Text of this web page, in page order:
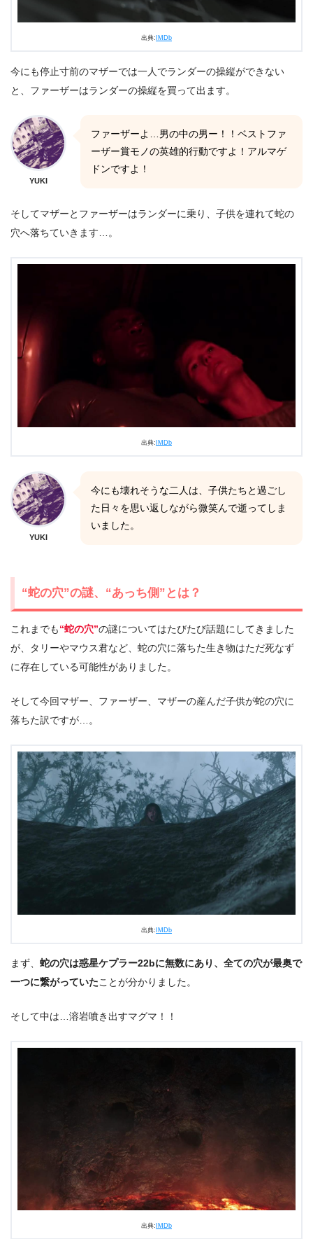
出典: IMDb
今にも停止寸前のマザーでは一人でランダーの操縦ができない
と、ファーザーはランダーの操縦を買って出ます。
YUKI
ファーザーよ…男の中の男ー！！ベストファ
ーザー賞モノの英雄的行動ですよ！アルマゲ
ドンですよ！
そしてマザーとファーザーはランダーに乗り、子供を連れて蛇の
穴へ落ちていきます…。
出典: IMDb
YUKI
今にも壊れそうな二人は、子供たちと過ごし
た日々を思い返しながら微笑んで逝ってしま
いました。
“蛇の穴”の謎、“あっち側”とは？
これまでも“蛇の穴”の謎についてはたびたび話題にしてきました
が、タリーやマウス君など、蛇の穴に落ちた生き物はただ死なず
に存在している可能性がありました。
そして今回マザー、ファーザー、マザーの産んだ子供が蛇の穴に
落ちた訳ですが…。
出典: IMDb
まず、 蛇の穴は惑星ケプラー22bに無数にあり、全ての穴が最奥で
一つに繋がっていたことが分かりました。
そして中は…溶岩噴き出すマグマ！！
出典: IMDb